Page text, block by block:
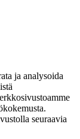
ja analysoida
seuraavia